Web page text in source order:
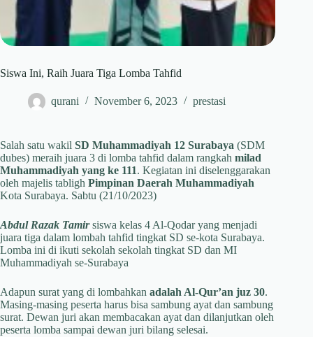
Siswa Ini, Raih Juara Tiga Lomba Tahfid
qurani November 6, 2023 prestasi
Salah satu wakil SD Muhammadiyah 12 Surabaya (SDM
dubes) meraih juara 3 di lomba tahfid dalam rangkah milad
Muhammadiyah yang ke 111. Kegiatan ini diselenggarakan
oleh majelis tabligh Pimpinan Daerah Muhammadiyah
Kota Surabaya. Sabtu (21/10/2023)
Abdul Razak Tamirsiswa kelas 4 Al-Qodar yang menjadi
juara tiga dalam lombah tahfid tingkat SD se-kota Surabaya.
Lomba ini di ikuti sekolah sekolah tingkat SD dan MI
Muhammadiyah se-Surabaya
Adapun surat yang di lombahkan adalah Al-Qur’an juz 30.
Masing-masing peserta harus bisa sambung ayat dan sambung
surat. Dewan juri akan membacakan ayat dan dilanjutkan oleh
peserta lomba sampai dewan juri bilang selesai.